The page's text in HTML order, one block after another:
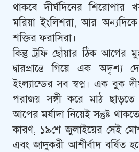
থাকবে দীর্ঘদিনের শিরোপার
মরিয়া ইংলিশরা, আর
শক্তির ফরাসিরা।
​কিন্তু ট্রফি ছোঁয়ার ঠিক আগের
দ্বারপ্রান্তে গিয়ে এক অদৃশ্য
ইংল্যান্ডের সব স্বপ্ন। এক বুক
পরাজয় সঙ্গী করে মাঠ ছাড়তে
আপের মর্যাদা নিয়েই সন্তুষ্ট
​কারণ, ১৯শে জুলাইয়ের সেই
এবং জাদুকরী আশীর্বাদ বর্ষিত